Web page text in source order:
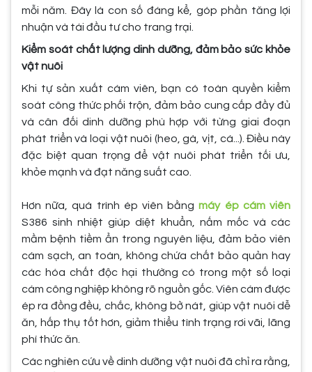
mỗi năm. Đây là con số đáng kể, góp phần tăng lợi
nhuận và tái đầu tư cho trang trại.
Kiểm soát chất lượng dinh dưỡng, đảm bảo sức khỏe
vật nuôi
Khi tự sản xuất cám viên, bạn có toàn quyền kiểm
soát công thức phối trộn, đảm bảo cung cấp đầy đủ
và cân đối dinh dưỡng phù hợp với từng giai đoạn
phát triển và loại vật nuôi (heo, gà, vịt, cá...). Điều này
đặc biệt quan trọng để vật nuôi phát triển tối ưu,
khỏe mạnh và đạt năng suất cao.
Hơn nữa, quá trình ép viên bằngmáy ép cám viên
S386 sinh nhiệt giúp diệt khuẩn, nấm mốc và các
mầm bệnh tiềm ẩn trong nguyên liệu, đảm bảo viên
cám sạch, an toàn, không chứa chất bảo quản hay
các hóa chất độc hại thường có trong một số loại
cám công nghiệp không rõ nguồn gốc. Viên cám được
ép ra đồng đều, chắc, không bở nát, giúp vật nuôi dễ
ăn, hấp thụ tốt hơn, giảm thiểu tình trạng rơi vãi, lãng
phí thức ăn.
Các nghiên cứu về dinh dưỡng vật nuôi đã chỉ ra rằng,